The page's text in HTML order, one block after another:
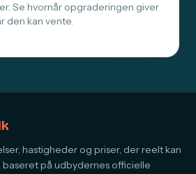
Se hvornår opgraderingen giver
den kan vente.
hastigheder og priser, der reelt kan
baseret på udbydernes officielle